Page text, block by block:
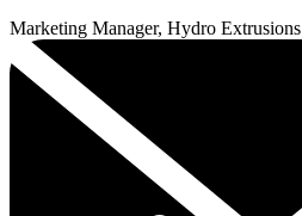
Marketing Manager, Hydro Extrusions